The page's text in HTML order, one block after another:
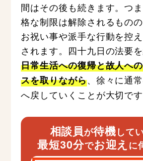
間はその後も続きます。つ
格な制限は解除されるもの
お祝い事や派手な行動を控
されます。四十九日の法要を
日常生活への復帰と故人へ
スを取りながら、徐々に通
へ戻していくことが大切です
相談員が待機して
最短30分でお迎えに